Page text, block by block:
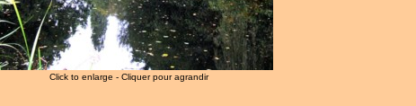
Click to enlarge - Cliquer pour agrandir